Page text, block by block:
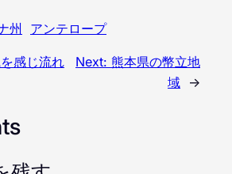
州 アンテロープ
感じ流れ
Next: 熊本県の幣立地
域 →